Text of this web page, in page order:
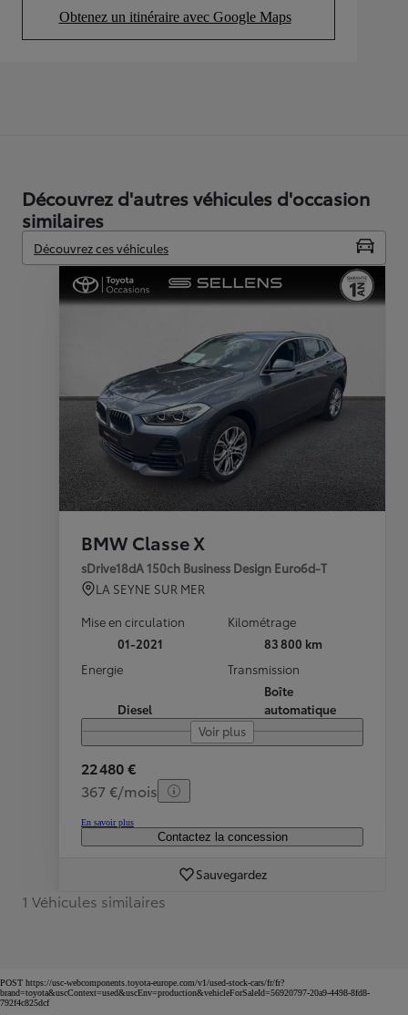
Obtenez un itinéraire avec Google Maps
(Opens in new tab)
Découvrez d'autres véhicules d'occasion
similaires
Découvrez ces véhicules
BMW Classe X
sDrive18dA 150ch Business Design Euro6d-T
LA SEYNE SUR MER
Mise en circulation
01-2021
Kilométrage
83 800 km
Energie
Diesel
Transmission
Boîte
automatique
Voir plus
22 480 €
367 €/mois
En savoir plus
Contactez la concession
Sauvegardez
1 Véhicules similaires
POST https://usc-webcomponents.toyota-europe.com/v1/used-stock-cars/fr/fr?
brand=toyota&uscContext=used&uscEnv=production&vehicleForSaleId=56920797-20a9-4498-8fd8-
792f4c825dcf